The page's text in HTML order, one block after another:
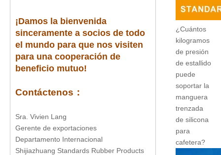
¡Damos la bienvenida
sinceramente a socios de todo
el mundo para que nos visiten
para una cooperación de
beneficio mutuo!
Contáctenos ：
Sra. Vivien Lang
Gerente de exportaciones
Departamento Internacional
Shijiazhuang Standards Rubber Products
¿Cuántos
kilogramos
de presión
de estallido
puede
soportar la
manguera
trenzada
de silicona
para
cafetera?